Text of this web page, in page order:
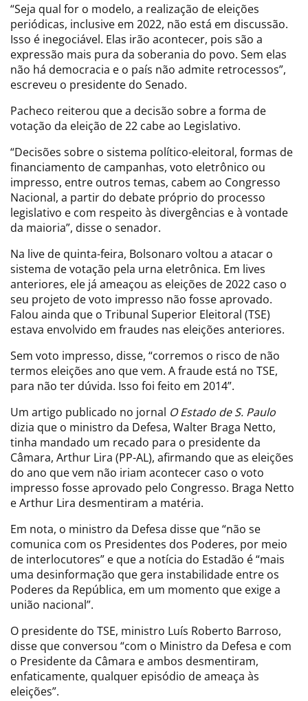
“Seja qual for o modelo, a realização de eleições
periódicas, inclusive em 2022, não está em discussão.
Isso é inegociável. Elas irão acontecer, pois são a
expressão mais pura da soberania do povo. Sem elas
não há democracia e o país não admite retrocessos”,
escreveu o presidente do Senado.
Pacheco reiterou que a decisão sobre a forma de
votação da eleição de 22 cabe ao Legislativo.
“Decisões sobre o sistema político-eleitoral, formas de
financiamento de campanhas, voto eletrônico ou
impresso, entre outros temas, cabem ao Congresso
Nacional, a partir do debate próprio do processo
legislativo e com respeito às divergências e à vontade
da maioria”, disse o senador.
Na live de quinta-feira, Bolsonaro voltou a atacar o
sistema de votação pela urna eletrônica. Em lives
anteriores, ele já ameaçou as eleições de 2022 caso o
seu projeto de voto impresso não fosse aprovado.
Falou ainda que o Tribunal Superior Eleitoral (TSE)
estava envolvido em fraudes nas eleições anteriores.
Sem voto impresso, disse, “corremos o risco de não
termos eleições ano que vem. A fraude está no TSE,
para não ter dúvida. Isso foi feito em 2014”.
Um artigo publicado no jornal O Estado de S. Paulo
dizia que o ministro da Defesa, Walter Braga Netto,
tinha mandado um recado para o presidente da
Câmara, Arthur Lira (PP-AL), afirmando que as eleições
do ano que vem não iriam acontecer caso o voto
impresso fosse aprovado pelo Congresso. Braga Netto
e Arthur Lira desmentiram a matéria.
Em nota, o ministro da Defesa disse que “não se
comunica com os Presidentes dos Poderes, por meio
de interlocutores” e que a notícia do Estadão é “mais
uma desinformação que gera instabilidade entre os
Poderes da República, em um momento que exige a
união nacional”.
O presidente do TSE, ministro Luís Roberto Barroso,
disse que conversou “com o Ministro da Defesa e com
o Presidente da Câmara e ambos desmentiram,
enfaticamente, qualquer episódio de ameaça às
eleições”.